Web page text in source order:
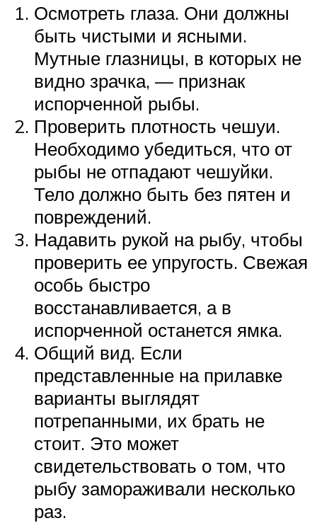
Осмотреть глаза. Они должны
быть чистыми и ясными.
Мутные глазницы, в которых не
видно зрачка, — признак
испорченной рыбы.
Проверить плотность чешуи.
Необходимо убедиться, что от
рыбы не отпадают чешуйки.
Тело должно быть без пятен и
повреждений.
Надавить рукой на рыбу, чтобы
проверить ее упругость. Свежая
особь быстро
восстанавливается, а в
испорченной останется ямка.
Общий вид. Если
представленные на прилавке
варианты выглядят
потрепанными, их брать не
стоит. Это может
свидетельствовать о том, что
рыбу замораживали несколько
раз.